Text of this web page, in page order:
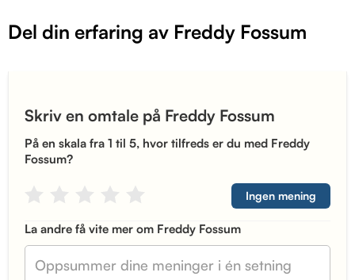
Del din erfaring av Freddy Fossum
Skriv en omtale på Freddy Fossum
På en skala fra 1 til 5, hvor tilfreds er du med Freddy
Fossum?
Ingen mening
La andre få vite mer om Freddy Fossum